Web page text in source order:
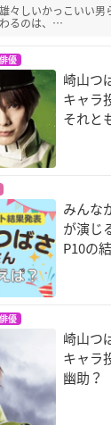
々しいかっこいい
るのは、…
優
崎山つ
キャラ
それと
みんな
が演じ
P10の
優
崎山つ
キャラ
幽助？